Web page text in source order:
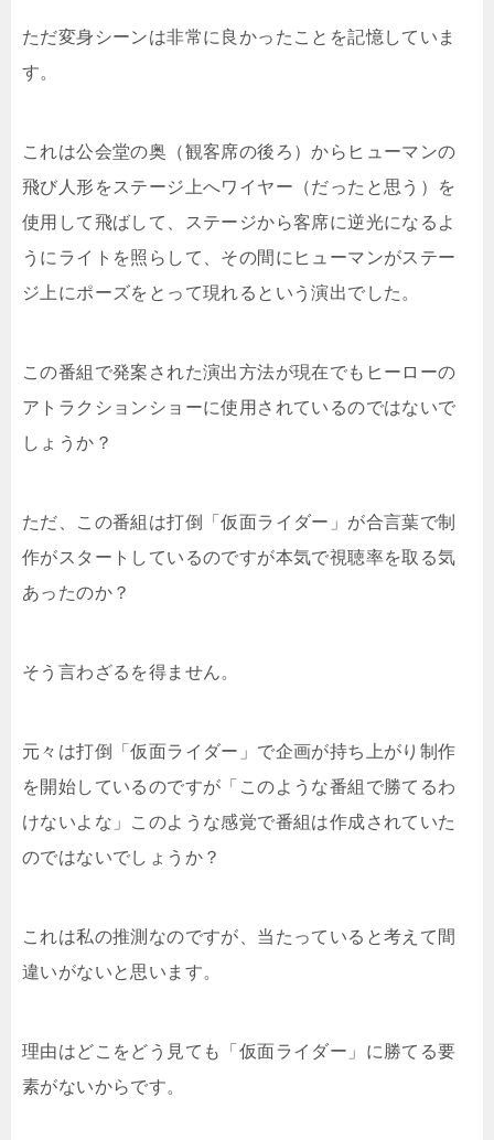
ただ変身シーンは非常に良かったことを記憶していま
す。
これは公会堂の奥（観客席の後ろ）からヒューマンの
飛び人形をステージ上へワイヤー（だったと思う）を
使用して飛ばして、ステージから客席に逆光になるよ
うにライトを照らして、その間にヒューマンがステー
ジ上にポーズをとって現れるという演出でした。
この番組で発案された演出方法が現在でもヒーローの
アトラクションショーに使用されているのではないで
しょうか？
ただ、この番組は打倒「仮面ライダー」が合言葉で制
作がスタートしているのですが本気で視聴率を取る気
あったのか？
そう言わざるを得ません。
元々は打倒「仮面ライダー」で企画が持ち上がり制作
を開始しているのですが「このような番組で勝てるわ
けないよな」このような感覚で番組は作成されていた
のではないでしょうか？
これは私の推測なのですが、当たっていると考えて間
違いがないと思います。
理由はどこをどう見ても「仮面ライダー」に勝てる要
素がないからです。